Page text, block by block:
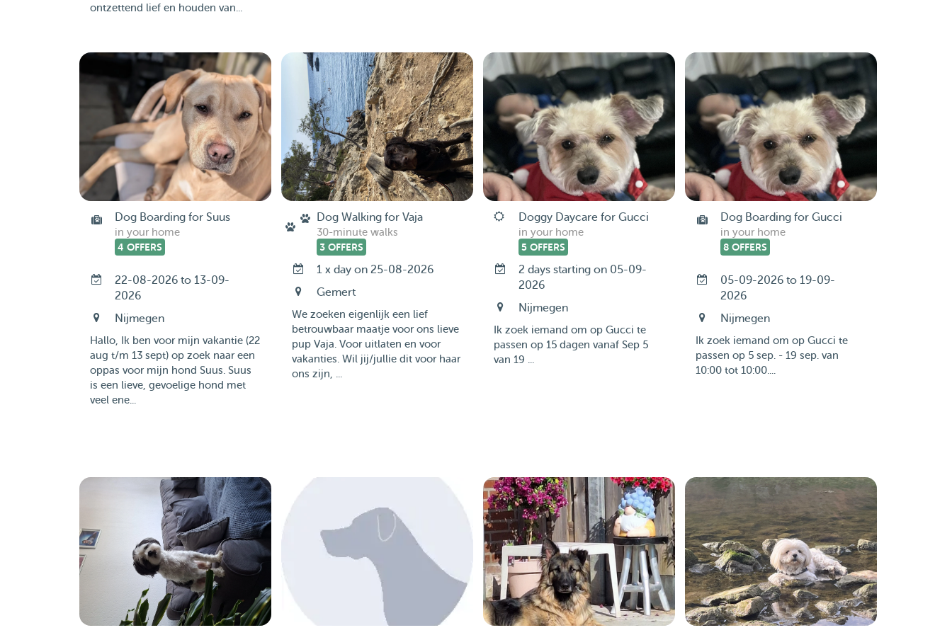
ontzettend lief en houden van...
Dog Boarding for Suus
in your home
4 OFFERS
22-08-2026 to 13-09-
2026
Nijmegen
Hallo, Ik ben voor mijn vakantie (22
aug t/m 13 sept) op zoek naar een
oppas voor mijn hond Suus. Suus
is een lieve, gevoelige hond met
veel ene...
Dog Walking for Vaja
30-minute walks
3 OFFERS
1 x day on 25-08-2026
Gemert
We zoeken eigenlijk een lief
betrouwbaar maatje voor ons lieve
pup Vaja. Voor uitlaten en voor
vakanties. Wil jij/jullie dit voor haar
ons zijn, ...
Doggy Daycare for Gucci
in your home
5 OFFERS
2 days starting on 05-09-
2026
Nijmegen
Ik zoek iemand om op Gucci te
passen op 15 dagen vanaf Sep 5
van 19 ...
Dog Boarding for Gucci
in your home
8 OFFERS
05-09-2026 to 19-09-
2026
Nijmegen
Ik zoek iemand om op Gucci te
passen op 5 sep. - 19 sep. van
10:00 tot 10:00....